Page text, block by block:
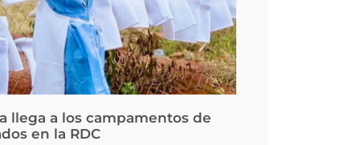
llega a los campamentos de
en la RDC